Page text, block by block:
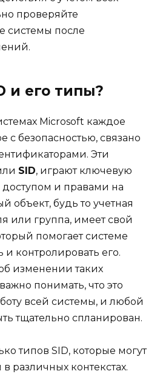
проверяйте
системы после
и его типы?
Microsoft каждое
с безопасностью, связано
Эти
SID, играют ключевую
и правами на
объект, будь то учетная
или группа, имеет свой
помогает системе
контролировать его.
изменении таких
понимать, что это
всей системы, и любой
тщательно спланирован.
типов SID, которые могут
различных контекстах.